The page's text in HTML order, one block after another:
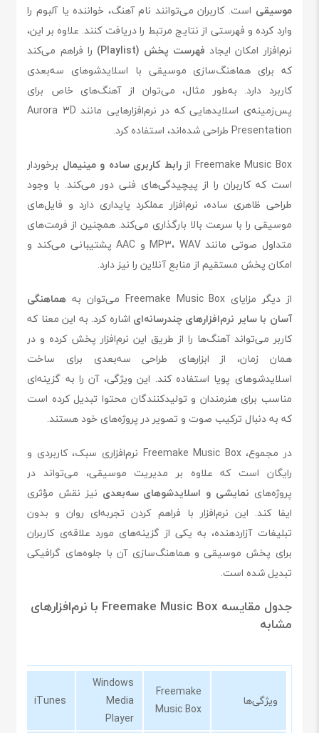
موسیقی است. کاربران می‌توانند نام آهنگ، خواننده یا آلبوم را
وارد کرده و فهرستی از نتایج مرتبط را دریافت کنند. علاوه بر این،
نرم‌افزار امکان ایجاد فهرست پخش (Playlist)
را فراهم می‌کند
که برای هماهنگ‌سازی موسیقی با اسلایدشوهای سه‌بعدی
کاربرد دارد. به‌طور مثال، می‌توان از آهنگ‌های خاص برای
پس‌زمینه‌ی اسلایدهایی که در نرم‌افزارهایی مانند Aurora 3D
Presentation طراحی شده‌اند، استفاده کرد.
Freemake Music Box از
رابط کاربری ساده و مینیمال برخوردار
است که کاربران را از پیچیدگی‌های فنی دور می‌کند. با وجود
طراحی ظاهری ساده، نرم‌افزار عملکرد پایداری دارد و فایل‌های
موسیقی را با سرعت بالا بارگذاری می‌کند. همچنین از فرمت‌های
متداول صوتی مانند MP3، WAV و AAC پشتیبانی می‌کند و
امکان پخش مستقیم از منابع آنلاین را نیز دارد.
از دیگر مزایای Freemake Music Box می‌توان به
هماهنگی
آسان با سایر نرم‌افزارهای چندرسانه‌ای اشاره کرد. به این معنا که
کاربر می‌تواند آهنگ‌ها را از طریق این نرم‌افزار پخش کرده و در
همان زمان، از ابزارهای طراحی سه‌بعدی برای ساخت
اسلایدشوهای پویا استفاده کند. این ویژگی، آن را به گزینه‌ای
مناسب برای هنرمندان و تولیدکنندگان محتوا تبدیل کرده است
که به دنبال ترکیب صوت و تصویر در پروژه‌های خود هستند.
در مجموع، Freemake Music Box نرم‌افزاری سبک، کاربردی و
رایگان است که علاوه بر مدیریت موسیقی، می‌تواند در
پروژه‌های نمایشی و اسلایدشوهای سه‌بعدی نیز نقش مؤثری
ایفا کند. این نرم‌افزار با فراهم کردن تجربه‌ای روان و بدون
تبلیغات آزاردهنده، به یکی از گزینه‌های مورد علاقه‌ی کاربران
برای پخش موسیقی و هماهنگ‌سازی آن با جلوه‌های گرافیکی
تبدیل شده است.
جدول مقایسه Freemake Music Box با نرم‌افزارهای
مشابه
ویژگی‌ها
Freemake
Music Box
Windows
Media
Player
iTunes